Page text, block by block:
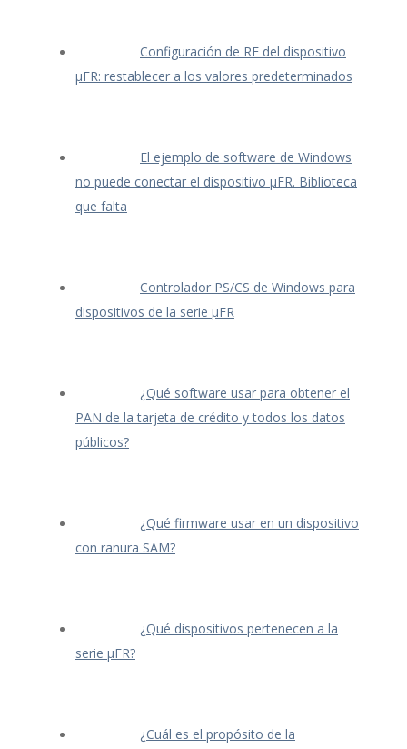
Configuración de RF del dispositivo
μFR: restablecer a los valores predeterminados
El ejemplo de software de Windows
no puede conectar el dispositivo μFR. Biblioteca
que falta
Controlador PS/CS de Windows para
dispositivos de la serie μFR
¿Qué software usar para obtener el
PAN de la tarjeta de crédito y todos los datos
públicos?
¿Qué firmware usar en un dispositivo
con ranura SAM?
¿Qué dispositivos pertenecen a la
serie μFR?
¿Cuál es el propósito de la